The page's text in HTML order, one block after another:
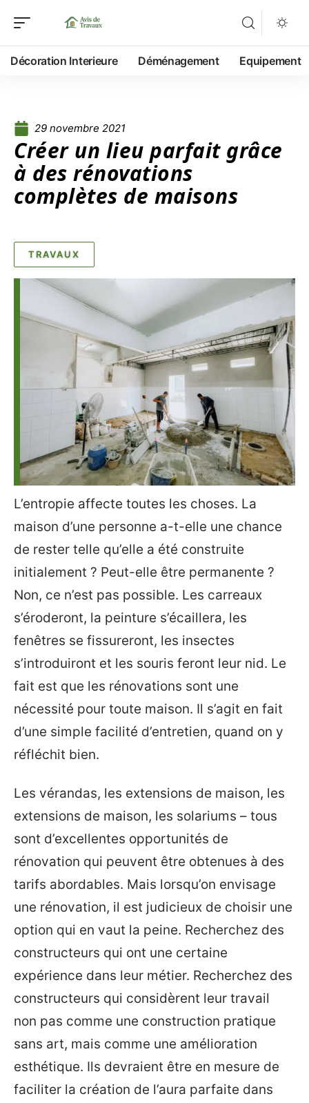
Décoration Interieure Déménagement Equipement
29 novembre 2021
Créer un lieu parfait grâce
à des rénovations
complètes de maisons
TRAVAUX
L’entropie affecte toutes les choses. La
maison d’une personne a-t-elle une chance
de rester telle qu’elle a été construite
initialement ? Peut-elle être permanente ?
Non, ce n’est pas possible. Les carreaux
s’éroderont, la peinture s’écaillera, les
fenêtres se fissureront, les insectes
s’introduiront et les souris feront leur nid. Le
fait est que les rénovations sont une
nécessité pour toute maison. Il s’agit en fait
d’une simple facilité d’entretien, quand on y
réfléchit bien.
Les vérandas, les extensions de maison, les
extensions de maison, les solariums – tous
sont d’excellentes opportunités de
rénovation qui peuvent être obtenues à des
tarifs abordables. Mais lorsqu’on envisage
une rénovation, il est judicieux de choisir une
option qui en vaut la peine. Recherchez des
constructeurs qui ont une certaine
expérience dans leur métier. Recherchez des
constructeurs qui considèrent leur travail
non pas comme une construction pratique
sans art, mais comme une amélioration
esthétique. Ils devraient être en mesure de
faciliter la création de l’aura parfaite dans